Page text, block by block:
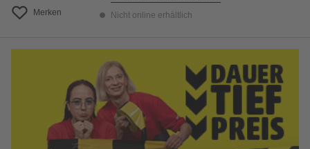
Merken Nicht online erhältlich